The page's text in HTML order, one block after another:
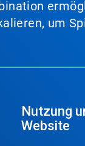
um
Nutzung
Website